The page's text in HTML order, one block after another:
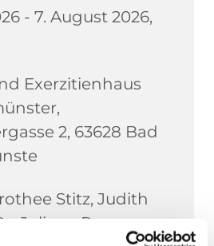
- 7. August 2026,
Exerzitienhaus
2, 63628 Bad
Stitz, Judith
Juliane Reus